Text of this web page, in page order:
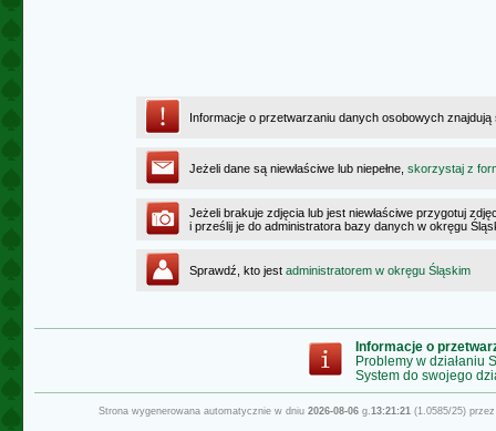
Informacje o przetwarzaniu danych osobowych
Jeżeli dane są niewłaściwe lub niepełne, skorzystaj z
Jeżeli brakuje zdjęcia lub jest niewłaściwe przygotuj
i prześlij je do administratora bazy danych w okręgu
Sprawdź, kto jest administratorem w okręgu Śląskim
Informacje o
Problemy w działaniu
System do swojego
Strona wygenerowana automatycznie w dniu 2026-08-06g.13:21:21(1.0585/25)